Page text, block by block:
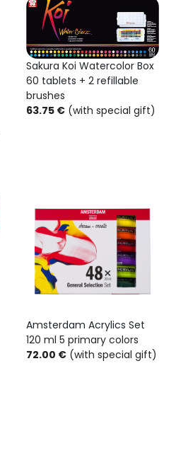
Sakura Koi Watercolor Box
60 tablets + 2 refillable
brushes
63.75 € (with special gift)
Amsterdam Acrylics Set
120 ml 5 primary colors
72.00 € (with special gift)